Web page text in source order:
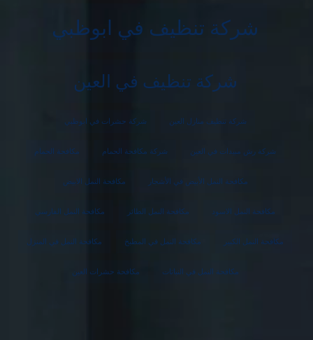
شركة تنظيف في ابوظبي
شركة تنظيف في العين
شركة تنظيف منازل العين شركة حشرات في ابوظبي
شركة رش مبيدات في العين شركة مكافحة الحمام مكافحة الحمام
مكافحة النمل الأبيض في الأشجار مكافحة النمل الابيض
مكافحة النمل الاسود مكافحة النمل الطائر مكافحة النمل الفارسي
مكافحة النمل الكبير مكافحة النمل في المطبخ مكافحة النمل في المنزل
مكافحة النمل في النباتات مكافحة حشرات العين